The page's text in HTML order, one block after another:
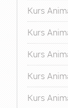
Kurs
Kurs
Kurs
Kurs
Kurs